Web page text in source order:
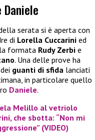
serata si è aperta con
di Lorella Cuccarini ed
formata Rudy Zerbi e
. Una delle prove ha
guanti di sfida lanciati
in particolare quello
Daniele.
Melillo al vetriolo
che sbotta: “Non mi
(VIDEO)